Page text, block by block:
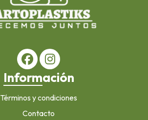
Información
Términos y condiciones
Contacto